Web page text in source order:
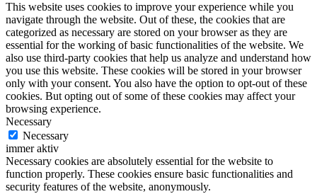
This website uses cookies to improve your experience while you
navigate through the website. Out of these, the cookies that are
categorized as necessary are stored on your browser as they are
essential for the working of basic functionalities of the website. We
also use third-party cookies that help us analyze and understand how
you use this website. These cookies will be stored in your browser
only with your consent. You also have the option to opt-out of these
cookies. But opting out of some of these cookies may affect your
browsing experience.
Necessary
Necessary
immer aktiv
Necessary cookies are absolutely essential for the website to
function properly. These cookies ensure basic functionalities and
security features of the website, anonymously.